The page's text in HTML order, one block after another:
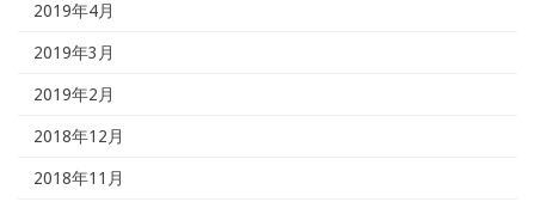
2019年4月
2019年3月
2019年2月
2018年12月
2018年11月